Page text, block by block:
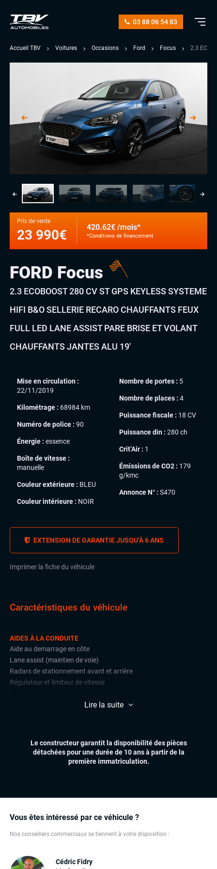
03 88 06 54 83
Accueil TBV Voitures Occasions Ford Focus 2.3
Prix de vente
23 990€ 420.62€ /mois*
*Conditions de financement
FORD Focus
2.3 ECOBOOST 280 CV ST GPS KEYLESS SYSTEME
HIFI B&O SELLERIE RECARO CHAUFFANTS FEUX
FULL LED LANE ASSIST PARE BRISE ET VOLANT
CHAUFFANTS JANTES ALU 19′
Mise en circulation :
22/11/2019
Kilométrage : 68984 km
Numéro de police : 90
Énergie : essence
Boîte de vitesse :
manuelle
Couleur extérieure : BLEU
Couleur intérieure : NOIR
Nombre de portes : 5
Nombre de places : 4
Puissance fiscale : 18 CV
Puissance din : 280 ch
Crit’Air : 1
Émissions de CO2 : 179
g/kmc
Annonce N° : S470
EXTENSION DE GARANTIE JUSQU’À 6 ANS
Imprimer la fiche du véhicule
Vous êtes intéressé par ce véhicule ?
Nos conseillers commerciaux se tiennent à votre disposition :
Cédric Fidry
Caractéristiques du véhicule
AIDES À LA CONDUITE
Aide au demarrage en côte
Lane assist (maintien de voie)
Radars de stationnement avant et arrière
Régulateur et limiteur de vitesse
Feux automatiques
Pare-brise chauffant
ÉLECTRONIQUE
Dynamic Select, Drive Select (sélection du mode de conduite)
Écran tactile
Ordinateur de bord
Lire la suite
Le constructeur garantit la disponibilité des pièces
détachées pour une durée de 10 ans à partir de la
première immatriculation.